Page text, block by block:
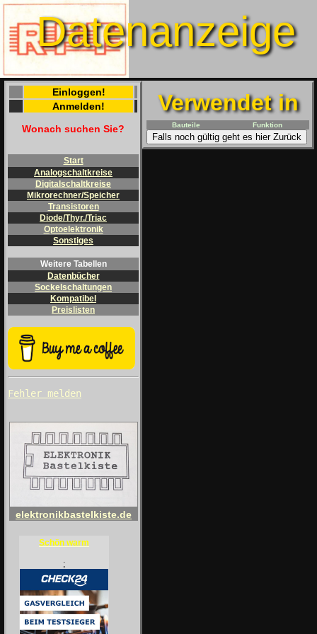
Datenanzeige
Einloggen!
Anmelden!
Wonach suchen Sie?
Start
Analogschaltkreise
Digitalschaltkreise
Mikrorechner/Speicher
Transistoren
Diode/Thyr./Triac
Optoelektronik
Sonstiges
Weitere Tabellen
Datenbücher
Sockelschaltungen
Kompatibel
Preislisten
Fehler melden
elektronikbastelkiste.de
Schön warm
;
Verwendet in
Bauteile Funktion
Falls noch gültig geht es hier Zurück